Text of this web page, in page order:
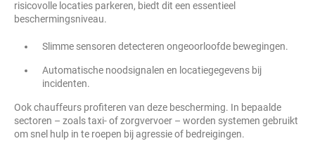
risicovolle locaties parkeren, biedt dit een essentieel
beschermingsniveau.
Slimme sensoren detecteren ongeoorloofde bewegingen.
Automatische noodsignalen en locatiegegevens bij
incidenten.
Ook chauffeurs profiteren van deze bescherming. In bepaalde
sectoren – zoals taxi- of zorgvervoer – worden systemen gebruikt
om snel hulp in te roepen bij agressie of bedreigingen.